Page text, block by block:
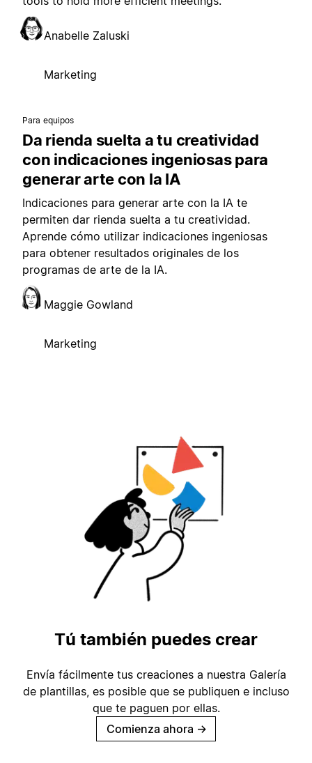
Anabelle Zaluski
Marketing
Para equipos
Da rienda suelta a tu creatividad
con indicaciones ingeniosas para
generar arte con la IA
Indicaciones para generar arte con la IA te
permiten dar rienda suelta a tu creatividad.
Aprende cómo utilizar indicaciones ingeniosas
para obtener resultados originales de los
programas de arte de la IA.
Maggie Gowland
Marketing
Tú también puedes crear
Envía fácilmente tus creaciones a nuestra Galería
de plantillas, es posible que se publiquen e incluso
que te paguen por ellas.
Comienza ahora →